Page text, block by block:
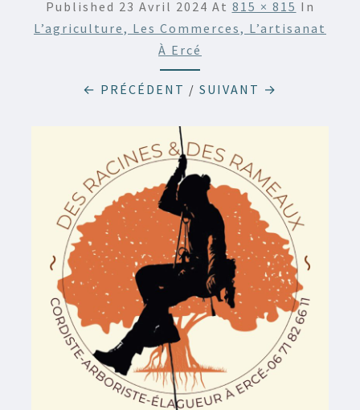
Published 23 Avril 2024 At 815 × 815 In
L’agriculture, Les Commerces, L’artisanat
À Ercé
← PRÉCÉDENT / SUIVANT →